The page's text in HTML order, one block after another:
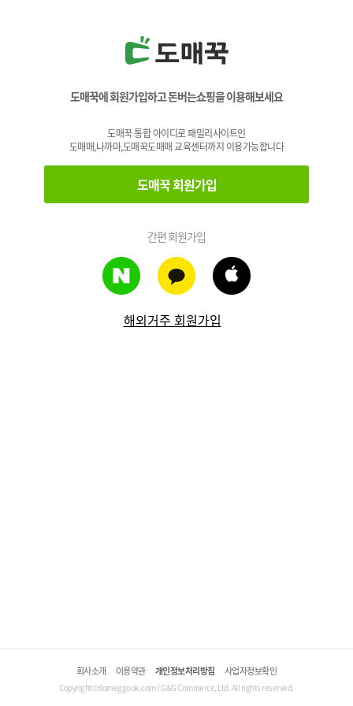
도매꾹에 회원가입하고 돈버는쇼핑을 이용해보세요
도매꾹 통합 아이디로 패밀리사이트인
도매매,나까마,도매꾹도매매 교육센터까지 이용가능합니다
도매꾹 회원가입
간편 회원가입
해외거주 회원가입
회사소개 이용약관 개인정보처리방침 사업자정보확인
Copyright©domeggook.com / G&G Commerce, Ltd. All rights reserved.